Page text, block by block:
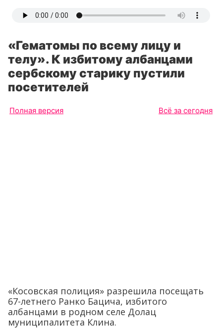
«Гематомы по всему лицу и
телу». К избитому албанцами
сербскому старику пустили
посетителей
Полная версия Всё за сегодня
«Косовская полиция» разрешила посещать
67-летнего Ранко Бацича, избитого
албанцами в родном селе Долац
муниципалитета Клина.